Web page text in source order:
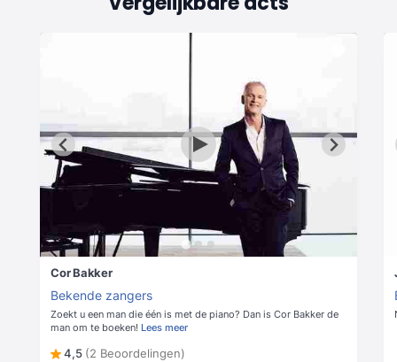
Cor Bakker
Bekende zangers
Zoekt u een man die één is met de piano? Dan is Cor Bakker de
man om te boeken! Lees meer
4,5 (2 Beoordelingen)